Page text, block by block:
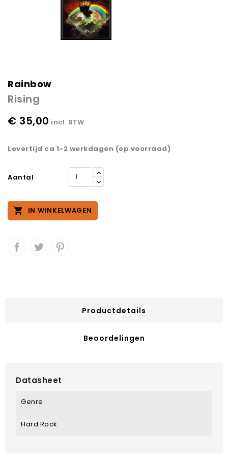
Rainbow
Rising
€ 35,00 incl. BTW
Levertijd ca 1-2 werkdagen (op voorraad)
Aantal
 IN WINKELWAGEN
Productdetails
Beoordelingen
Datasheet
Genre
Hard Rock